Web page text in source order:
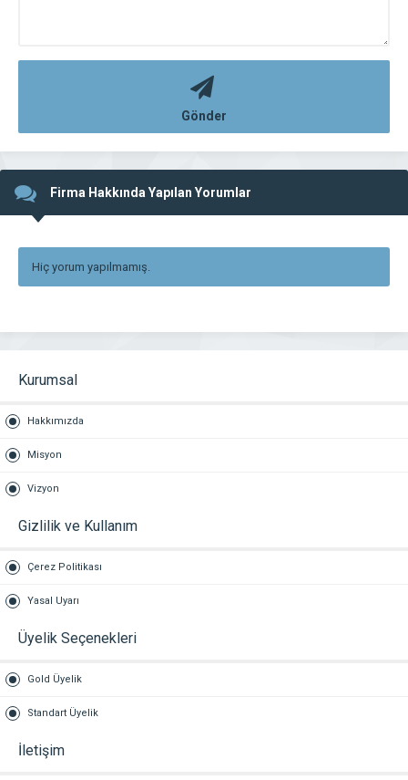
Gönder
Firma Hakkında Yapılan Yorumlar
Hiç yorum yapılmamış.
Kurumsal
Hakkımızda
Misyon
Vizyon
Gizlilik ve Kullanım
Çerez Politikası
Yasal Uyarı
Üyelik Seçenekleri
Gold Üyelik
Standart Üyelik
İletişim